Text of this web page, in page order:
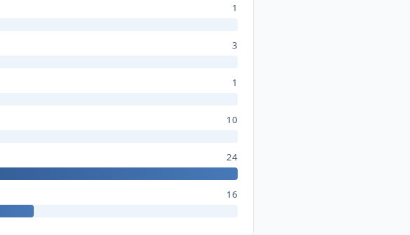
1
3
1
10
24
16